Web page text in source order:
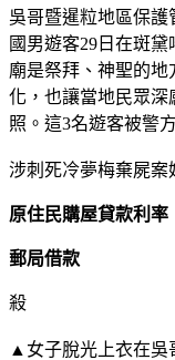
吳哥暨暹粒地區保護
國男遊客29日在斑
廟是祭拜、神聖的
化，也讓當地民眾深
照。這3名遊客被警
涉刺死冷夢梅棄屍案
原住民購屋貸款利率
郵局借款
殺
▲女子脫光上衣在吳